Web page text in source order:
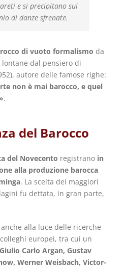
e si precipitano sui
di danze sfrenate.
di vuoto formalismo da
lontane dal pensiero di
autore delle famose righe:
non è mai barocco, e quel
.
del Barocco
del Novecento registrano in
alla produzione barocca
. La scelta dei maggiori
fu dettata, in gran parte,
alla luce delle ricerche
europei, tra cui un
Giulio Carlo Argan, Gustav
Werner Weisbach, Victor-